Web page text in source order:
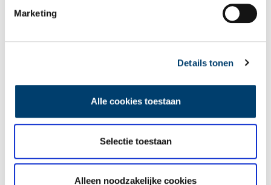
Marketing
Details tonen
Alle cookies toestaan
Selectie toestaan
Alleen noodzakelijke cookies
In 1940 kregen alle dorpen in het kader van de